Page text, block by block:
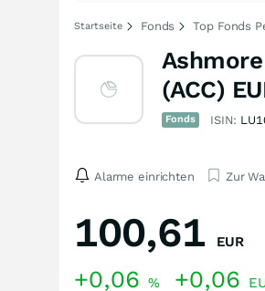
Startseite Fonds Top Fonds
(ACC)
Fonds ISIN:
Alarme einrichten Zur
100,61 EUR
+0,06 % +0,06